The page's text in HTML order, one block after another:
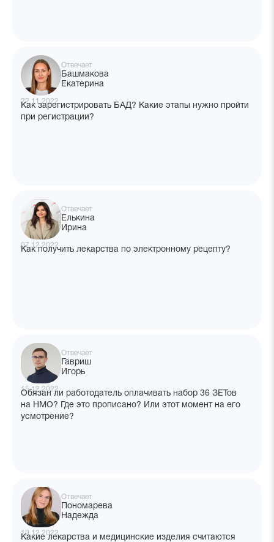
Отвечает
Башмакова
Екатерина
22.11.2022
Как зарегистрировать БАД? Какие этапы нужно пройти
при регистрации?
Отвечает
Елькина
Ирина
07.12.2022
Как получить лекарства по электронному рецепту?
Отвечает
Гавриш
Игорь
15.12.2022
Обязан ли работодатель оплачивать набор 36 ЗЕТов
на НМО? Где это прописано? Или этот момент на его
усмотрение?
Отвечает
Пономарева
Надежда
19.12.2022
Какие лекарства и медицинские изделия считаются